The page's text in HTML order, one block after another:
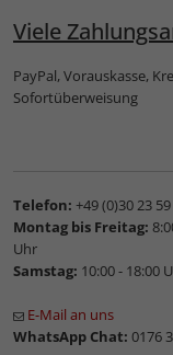
Viele
PayPal, Vorauskasse,
Sofortüberweisung
Telefon: +49 (0)30 23
Montag bis Freitag:
Uhr
Samstag: 10:00 - 18:00
E-Mail an uns
WhatsApp Chat: 0176